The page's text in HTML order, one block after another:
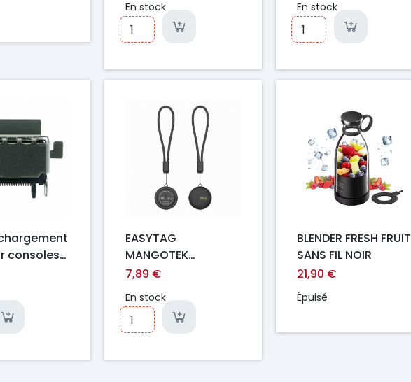
En stock En stock
consoles
S HDMI Ori
EASYTAG
MANGOTEK
(COMPATIBLE
7,89 €
En stock
BLENDER FRESH FRUIT
SANS FIL NOIR
21,90 €
Épuisé